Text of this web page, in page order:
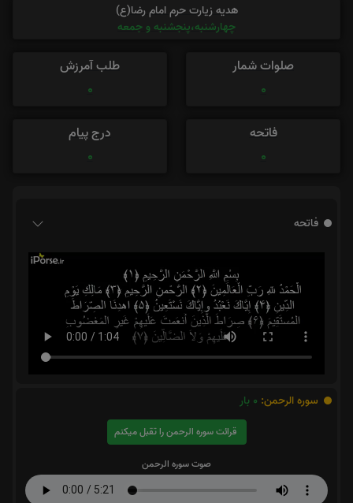
هدیه زیارت حرم امام رضا(ع)
چهارشنبه،پنجشنبه و جمعه
صلوات شمار
0
طلب آمرزش
0
فاتحه
0
درج پیام
0
فاتحه
سوره الرحمن: 0 بار
قرائت سوره الرحمن را تقبل میکنم
صوت سوره الرحمن